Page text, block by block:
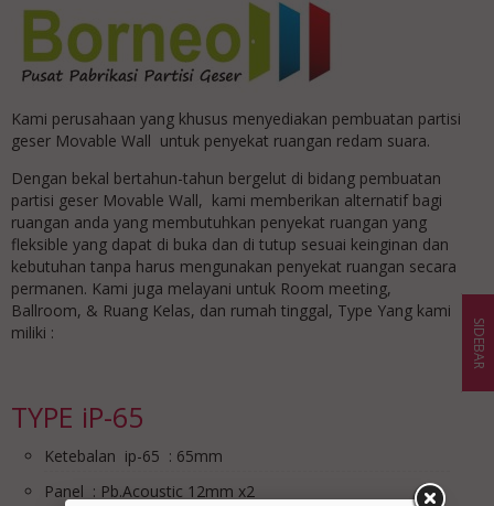
Kami perusahaan yang khusus menyediakan pembuatan partisi
geser Movable Wall untuk penyekat ruangan redam suara.
Dengan bekal bertahun-tahun bergelut di bidang pembuatan
partisi geser Movable Wall, kami memberikan alternatif bagi
ruangan anda yang membutuhkan penyekat ruangan yang
fleksible yang dapat di buka dan di tutup sesuai keinginan dan
kebutuhan tanpa harus mengunakan penyekat ruangan secara
permanen. Kami juga melayani untuk Room meeting,
Ballroom, & Ruang Kelas, dan rumah tinggal, Type Yang kami
miliki :
TYPE iP-65
Ketebalan ip-65 : 65mm
Panel : Pb.Acoustic 12mm x2
SIDEBAR